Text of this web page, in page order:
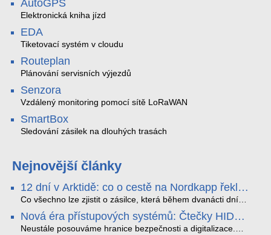
AutoGPS
Elektronická kniha jízd
EDA
Tiketovací systém v cloudu
Routeplan
Plánování servisních výjezdů
Senzora
Vzdálený monitoring pomocí sítě LoRaWAN
SmartBox
Sledování zásilek na dlouhých trasách
Nejnovější články
12 dní v Arktidě: co o cestě na Nordkapp řekla
data ze SMARTBOX 2 MAX
Co všechno lze zjistit o zásilce, která během dvanácti dní
projede Arktidou? SMARTBOX 2 MAX jsme vzali na trasu z
Tromsø přes Lofoty, Kirunu a finské Laponsko až na
Nordkapp. Bez jediného dobití, v mrazu až −13 °C a mimo
Nová éra přístupových systémů: Čtečky HID
Signo
Neustále posouváme hranice bezpečnosti a digitalizace.